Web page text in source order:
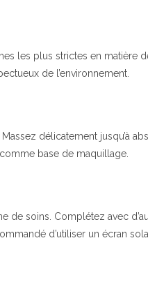
les plus strictes en matière
de l’environnement.
délicatement jusqu’à
base de maquillage.
de soins. Complétez avec
d’utiliser un écran